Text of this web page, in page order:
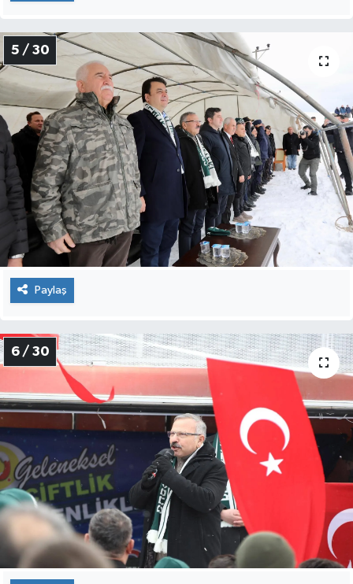
5 / 30
Paylaş
6 / 30